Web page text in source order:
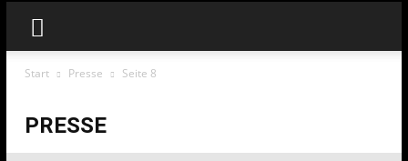
Start Presse Seite 8
PRESSE